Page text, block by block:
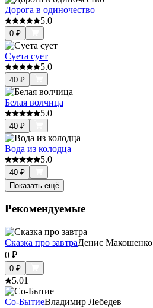
Дорога в одиночество
5.0
0 ₽
Суета сует
5.0
40 ₽
Белая волчица
5.0
40 ₽
Вода из колодца
5.0
40 ₽
Показать ещё
Рекомендуемые
Сказка про завтраДенис Макошенко
0 ₽
0 ₽
5.01
Со-БытиеВладимир Лебедев